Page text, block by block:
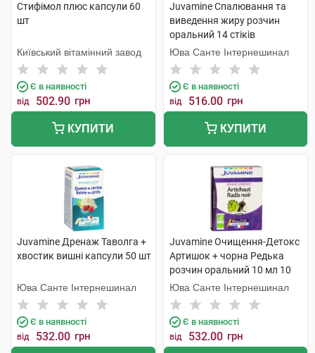
Стифімол плюс капсули 60
шт
Київський вітамінний завод
Є в наявності
від 502.90 грн
КУПИТИ
Juvamine Спалювання та
виведення жиру розчин
оральний 14 стіків
Юва Санте Інтернешинал
Є в наявності
від 516.00 грн
КУПИТИ
Juvamine Дренаж Таволга +
хвостик вишні капсули 50 шт
Юва Санте Інтернешинал
Є в наявності
від 532.00 грн
Juvamine Очищення-Детокс
Артишок + чорна Редька
розчин оральний 10 мл 10
ампул
Юва Санте Інтернешинал
Є в наявності
від 532.00 грн